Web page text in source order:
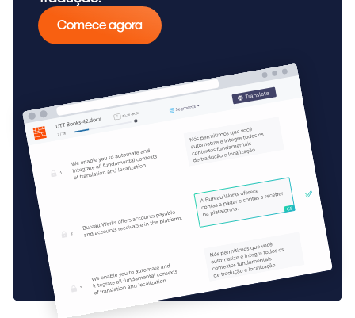
Comece agora